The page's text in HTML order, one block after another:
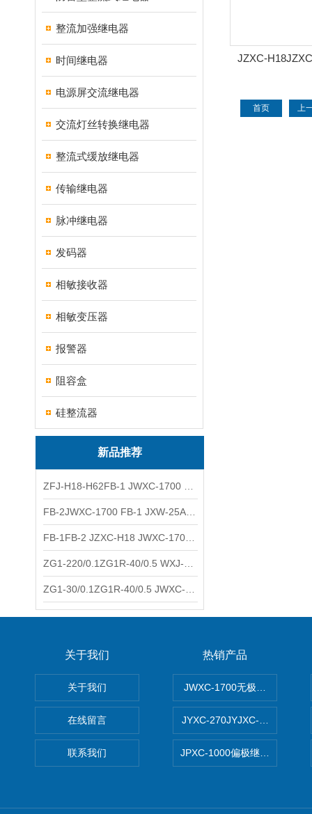
整流加强继电器
时间继电器
电源屏交流继电器
交流灯丝转换继电器
整流式缓放继电器
传输继电器
脉冲继电器
发码器
相敏接收器
相敏变压器
报警器
阻容盒
硅整流器
新品推荐
JZXC-
首页 上
关于我们
关于我们
在线留言
联系我们
热销产品
JWXC-1700无极继电器
JYXC-270JYJXC-135/220
JPXC-1000偏极继电器 南铁